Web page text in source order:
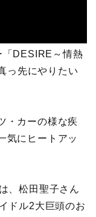
「DESIRE～情熱
っ先にやりたい
・カーの様な疾
気にヒートアッ
、松田聖子さん
ドル2大巨頭のお